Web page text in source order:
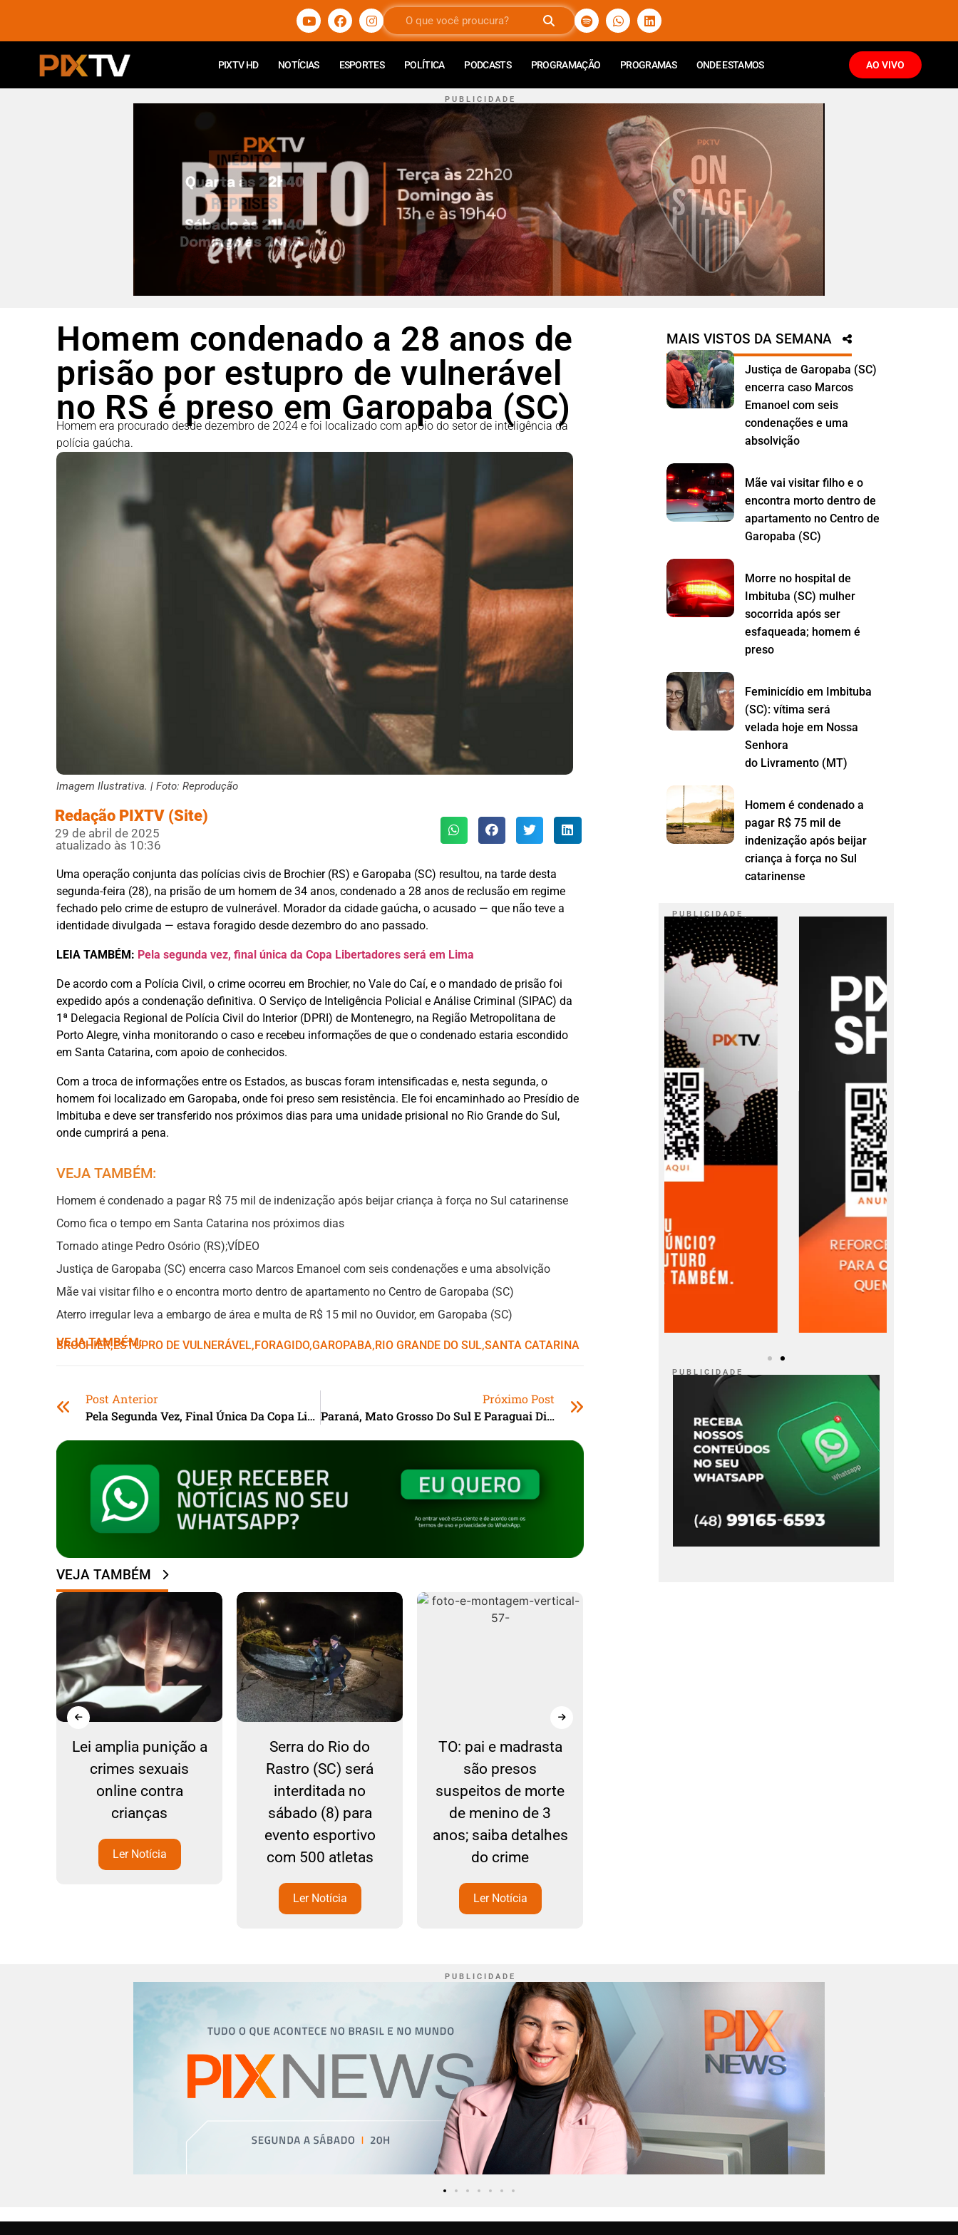
PIXTV HD NOTÍCIAS ESPORTES POLÍTICA PODCASTS PROGRAMAÇÃO PROGRAMAS ONDE ESTAMOS AO VIVO
P U B L I C I D A D E
Homem condenado a 28 anos de
prisão por estupro de vulnerável
no RS é preso em Garopaba (SC)
Homem era procurado desde dezembro de 2024 e foi localizado com apoio do setor de inteligência da
polícia gaúcha.
Imagem Ilustrativa. | Foto: Reprodução
Redação PIXTV (Site)
29 de abril de 2025
atualizado às 10:36
Uma operação conjunta das polícias civis de Brochier (RS) e Garopaba (SC) resultou, na tarde desta
segunda-feira (28), na prisão de um homem de 34 anos, condenado a 28 anos de reclusão em regime
fechado pelo crime de estupro de vulnerável. Morador da cidade gaúcha, o acusado — que não teve a
identidade divulgada — estava foragido desde dezembro do ano passado.
LEIA TAMBÉM: Pela segunda vez, final única da Copa Libertadores será em Lima
De acordo com a Polícia Civil, o crime ocorreu em Brochier, no Vale do Caí, e o mandado de prisão foi
expedido após a condenação definitiva. O Serviço de Inteligência Policial e Análise Criminal (SIPAC) da
1ª Delegacia Regional de Polícia Civil do Interior (DPRI) de Montenegro, na Região Metropolitana de
Porto Alegre, vinha monitorando o caso e recebeu informações de que o condenado estaria escondido
em Santa Catarina, com apoio de conhecidos.
Com a troca de informações entre os Estados, as buscas foram intensificadas e, nesta segunda, o
homem foi localizado em Garopaba, onde foi preso sem resistência. Ele foi encaminhado ao Presídio de
Imbituba e deve ser transferido nos próximos dias para uma unidade prisional no Rio Grande do Sul,
onde cumprirá a pena.
VEJA TAMBÉM:
Homem é condenado a pagar R$ 75 mil de indenização após beijar criança à força no Sul catarinense
Como fica o tempo em Santa Catarina nos próximos dias
Tornado atinge Pedro Osório (RS);VÍDEO
Justiça de Garopaba (SC) encerra caso Marcos Emanoel com seis condenações e uma absolvição
Mãe vai visitar filho e o encontra morto dentro de apartamento no Centro de Garopaba (SC)
Aterro irregular leva a embargo de área e multa de R$ 15 mil no Ouvidor, em Garopaba (SC)
VEJA TAMBÉM:
BROCHIER,ㅤESTUPRO DE VULNERÁVEL,ㅤ FORAGIDO,ㅤGAROPABA,ㅤ RIO GRANDE DO SUL,ㅤSANTA CATARINA
Post Anterior
Pela Segunda Vez, Final Única Da Copa Libertadores Será Em Lima
Próximo Post
Paraná, Mato Grosso Do Sul E Paraguai Discutem Vigilância Em Saúde Nas Fronteiras
VEJA TAMBÉM
Lei amplia punição a
crimes sexuais
online contra
crianças
Ler Notícia
Serra do Rio do
Rastro (SC) será
interditada no
sábado (8) para
evento esportivo
com 500 atletas
Ler Notícia
TO: pai e madrasta
são presos
suspeitos de morte
de menino de 3
anos; saiba detalhes
do crime
Ler Notícia
MAIS VISTOS DA SEMANA
Justiça de Garopaba (SC)
encerra caso Marcos
Emanoel com seis
condenações e uma
absolvição
Mãe vai visitar filho e o
encontra morto dentro de
apartamento no Centro de
Garopaba (SC)
Morre no hospital de
Imbituba (SC) mulher
socorrida após ser
esfaqueada; homem é
preso
Feminicídio em Imbituba
(SC): vítima será
velada hoje em Nossa
Senhora
do Livramento (MT)
Homem é condenado a
pagar R$ 75 mil de
indenização após beijar
criança à força no Sul
catarinense
P U B L I C I D A D E
P U B L I C I D A D E
P U B L I C I D A D E